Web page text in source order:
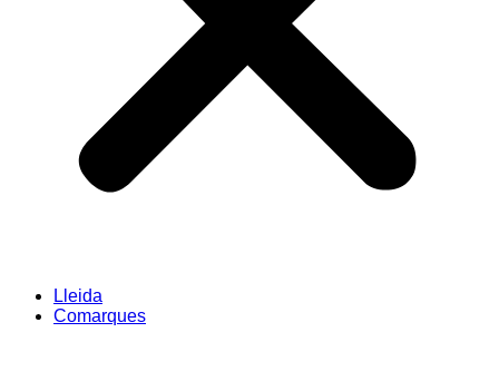
Lleida
Comarques